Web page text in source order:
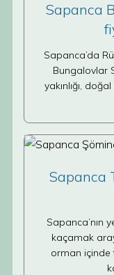
Sapanca
Sapanca’da
Bungalovlar
yakınlığı,
Sapanca
Sapanca’nın
kaçamak
orman içinde